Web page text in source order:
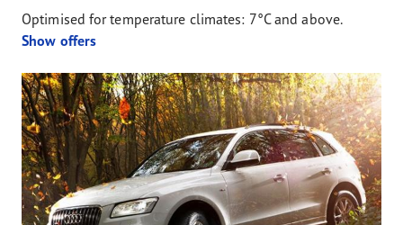
Optimised for temperature climates: 7°C and above.
Show offers